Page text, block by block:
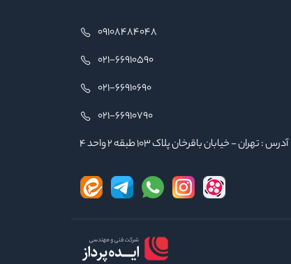
09108484048
021-66910590
021-66910690
021-66910790
آدرس : تهران - خیابان باقرخان پلاک ۱۰۳ طبقه ۲ واحد ۴